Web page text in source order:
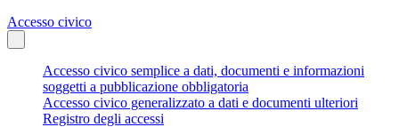
Accesso civico
Accesso civico semplice a dati, documenti e informazioni
soggetti a pubblicazione obbligatoria
Accesso civico generalizzato a dati e documenti ulteriori
Registro degli accessi